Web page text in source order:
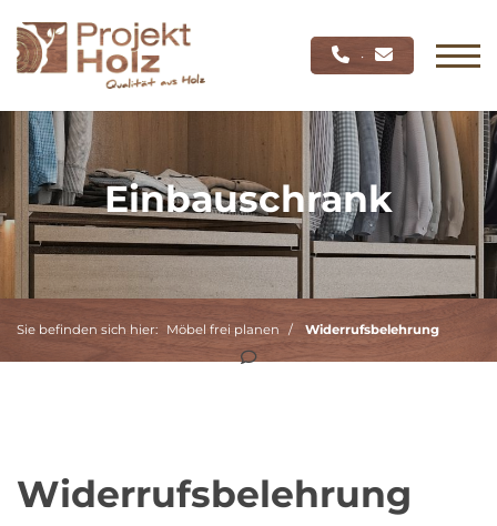
·
Einbauschrank
Sie befinden sich hier: Möbel frei planen Widerrufsbelehrung
Widerrufsbelehrung